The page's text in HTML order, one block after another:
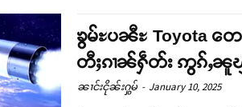
ၶွမ်ႊပၼီႊ Toyota တ
တီႈၵၢၼ်ႁဵတ်း ဢွၵ်ႇၼူ
ၼၢင်းငိုၼ်းႁွမ် - January 10, 2025